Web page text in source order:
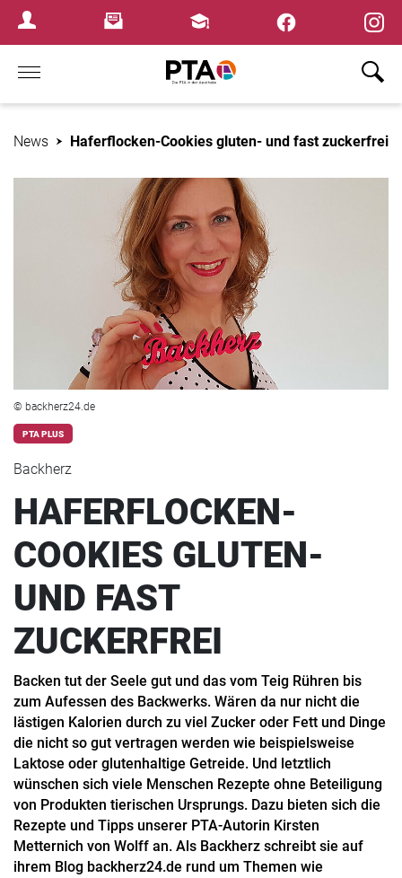
Login MenuNewsletterFortbildungen
Home
News Haferflocken-Cookies gluten- und fast zuckerfrei
© backherz24.de
PTA PLUS
Backherz
HAFERFLOCKEN-
COOKIES GLUTEN-
UND FAST
ZUCKERFREI
Backen tut der Seele gut und das vom Teig Rühren bis
zum Aufessen des Backwerks. Wären da nur nicht die
lästigen Kalorien durch zu viel Zucker oder Fett und Dinge
die nicht so gut vertragen werden wie beispielsweise
Laktose oder glutenhaltige Getreide. Und letztlich
wünschen sich viele Menschen Rezepte ohne Beteiligung
von Produkten tierischen Ursprungs. Dazu bieten sich die
Rezepte und Tipps unserer PTA-Autorin Kirsten
Metternich von Wolff an. Als Backherz schreibt sie auf
ihrem Blog backherz24.de rund um Themen wie
×